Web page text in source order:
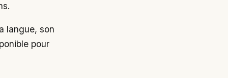
langue, son
pour